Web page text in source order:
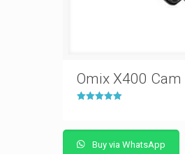
Omix X400
Buy via WhatsApp